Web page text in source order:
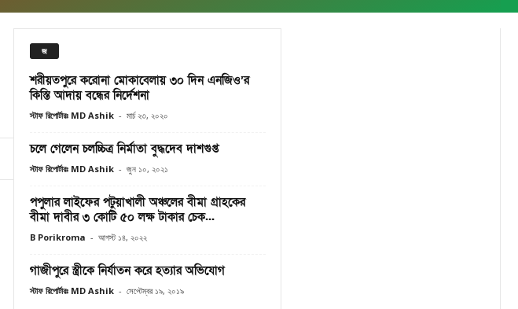
জ
শরীয়তপুরে করোনা মোকাবেলায় ৩০ দিন এনজিও’র
কিস্তি আদায় বন্ধের নির্দেশনা
স্টাফ রিপোর্টারঃ MD Ashik - মার্চ ২৩, ২০২০
চলে গেলেন চলচ্চিত্র নির্মাতা বুদ্ধদেব দাশগুপ্ত
স্টাফ রিপোর্টারঃ MD Ashik - জুন ১০, ২০২১
পপুলার লাইফের পটুয়াখালী অঞ্চলের বীমা গ্রাহকের
বীমা দাবীর ৩ কোটি ৫০ লক্ষ টাকার চেক...
B Porikroma - আগস্ট ১৪, ২০২২
গাজীপুরে স্ত্রীকে নির্যাতন করে হত্যার অভিযোগ
স্টাফ রিপোর্টারঃ MD Ashik - সেপ্টেম্বর ১৯, ২০১৯